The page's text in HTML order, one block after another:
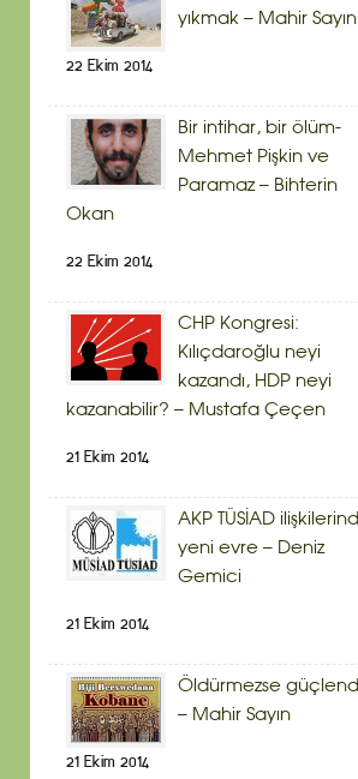
yıkmak – Mahir Sayın
22 Ekim 2014
Bir intihar, bir ölüm-
Mehmet Pişkin ve
Paramaz – Bihterin
Okan
22 Ekim 2014
CHP Kongresi:
Kılıçdaroğlu neyi
kazandı, HDP neyi
kazanabilir? – Mustafa Çeçen
21 Ekim 2014
AKP TÜSİAD
yeni evre – Deniz
Gemici
21 Ekim 2014
Öldürmezse
– Mahir Sayın
21 Ekim 2014